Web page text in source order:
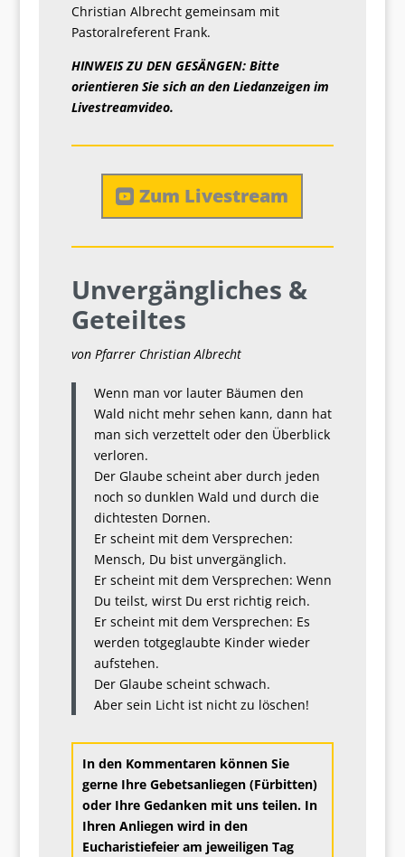
Christian Albrecht gemeinsam mit
Pastoralreferent Frank.
HINWEIS ZU DEN GESÄNGEN: Bitte
orientieren Sie sich an den Liedanzeigen im
Livestreamvideo.
Zum Livestream
Unvergängliches &
Geteiltes
von Pfarrer Christian Albrecht
Wenn man vor lauter Bäumen den
Wald nicht mehr sehen kann, dann hat
man sich verzettelt oder den Überblick
verloren.
Der Glaube scheint aber durch jeden
noch so dunklen Wald und durch die
dichtesten Dornen.
Er scheint mit dem Versprechen:
Mensch, Du bist unvergänglich.
Er scheint mit dem Versprechen: Wenn
Du teilst, wirst Du erst richtig reich.
Er scheint mit dem Versprechen: Es
werden totgeglaubte Kinder wieder
aufstehen.
Der Glaube scheint schwach.
Aber sein Licht ist nicht zu löschen!
In den Kommentaren können Sie
gerne Ihre Gebetsanliegen (Fürbitten)
oder Ihre Gedanken mit uns teilen. In
Ihren Anliegen wird in den
Eucharistiefeier am jeweiligen Tag